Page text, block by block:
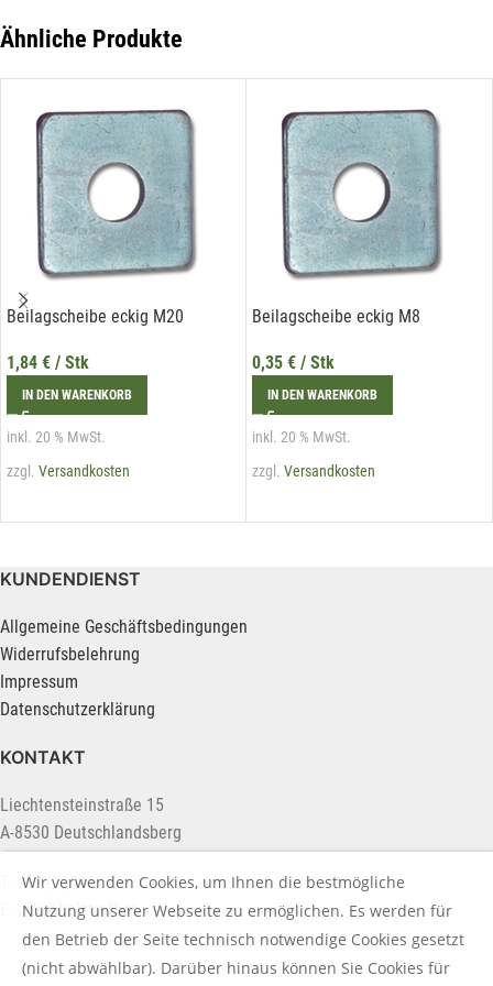
Ähnliche Produkte
Beilagscheibe eckig M20
1,84 € / Stk
IN DEN WARENKORB
inkl. 20 % MwSt.
zzgl. Versandkosten
Beilagscheibe eckig M8
0,35 € / Stk
IN DEN WARENKORB
inkl. 20 % MwSt.
zzgl. Versandkosten
KUNDENDIENST
Allgemeine Geschäftsbedingungen
Widerrufsbelehrung
Impressum
Datenschutzerklärung
KONTAKT
Liechtensteinstraße 15
A-8530 Deutschlandsberg
T. +43 (0) 3462 2222
info@holztreff.at
Wir verwenden Cookies, um Ihnen die bestmögliche
Nutzung unserer Webseite zu ermöglichen. Es werden für
den Betrieb der Seite technisch notwendige Cookies gesetzt
(nicht abwählbar). Darüber hinaus können Sie Cookies für